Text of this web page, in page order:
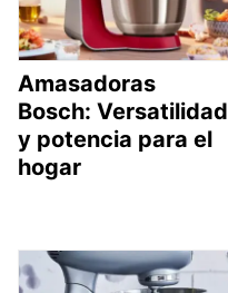
Amasadoras
Bosch: Versatilidad
y potencia para el
hogar